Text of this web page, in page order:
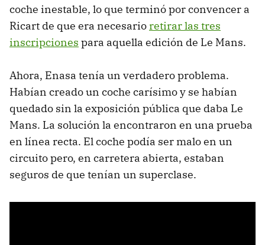
coche inestable, lo que terminó por convencer a
Ricart de que era necesarioretirar las tres
inscripciones para aquella edición de Le Mans.
Ahora, Enasa tenía un verdadero problema.
Habían creado un coche carísimo y se habían
quedado sin la exposición pública que daba Le
Mans. La solución la encontraron en una prueba
en línea recta. El coche podía ser malo en un
circuito pero, en carretera abierta, estaban
seguros de que tenían un superclase.